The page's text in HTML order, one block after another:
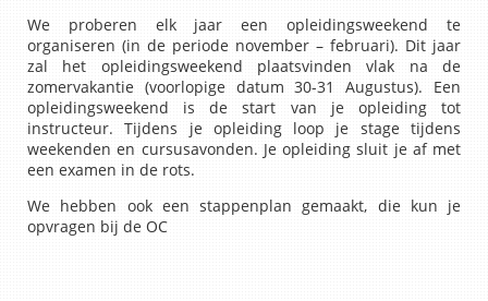
We proberen elk jaar een opleidingsweekend te
organiseren (in de periode november – februari). Dit jaar
zal het opleidingsweekend plaatsvinden vlak na de
zomervakantie (voorlopige datum 30-31 Augustus). Een
opleidingsweekend is de start van je opleiding tot
instructeur. Tijdens je opleiding loop je stage tijdens
weekenden en cursusavonden. Je opleiding sluit je af met
een examen in de rots.
We hebben ook een stappenplan gemaakt, die kun je
opvragen bij de OC